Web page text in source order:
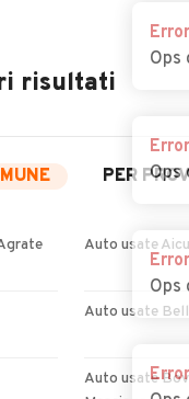
risultati
PER
Auto usate
Auto usate
Auto usate
Error
Ops
Error
Ops
Error
Ops
Error